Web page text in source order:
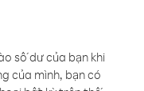
số dư của bạn khi
của mình, bạn có